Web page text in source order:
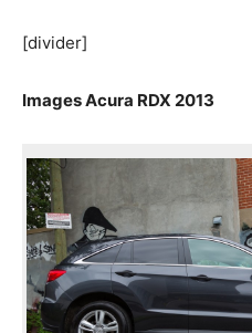
[divider]
Images Acura RDX 2013